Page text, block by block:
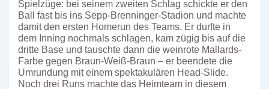
Spielzüge: bei seinem zweiten Schlag schickte er den
Ball fast bis ins Sepp-Brenninger-Stadion und machte
damit den ersten Homerun des Teams. Er durfte in
dem Inning nochmals schlagen, kam zügig bis auf die
dritte Base und tauschte dann die weinrote Mallards-
Farbe gegen Braun-Weiß-Braun – er beendete die
Umrundung mit einem spektakulären Head-Slide.
Noch drei Runs machte das Heimteam in diesem